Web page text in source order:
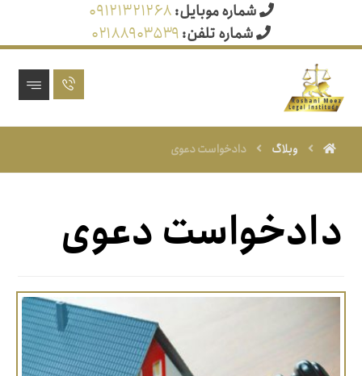
شماره موبایل:۰۹۱۲۱۳۲۱۲۶۸
شماره تلفن:۰۲۱۸۸۹۰۳۵۳۹
وبلاگ دادخواست دعوی
دادخواست دعوی